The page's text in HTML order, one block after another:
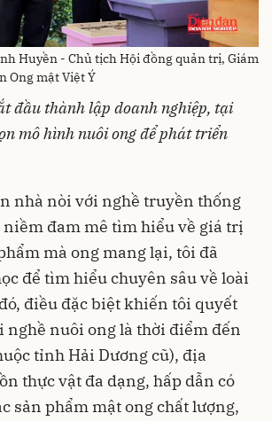
Huyền - Chủ tịch Hội đồng quản trị, Giám
Ong mật Việt Ý
đầu thành lập doanh nghiệp, tại
mô hình nuôi ong để phát triển
nhà nòi với nghề truyền thống
đam mê tìm hiểu về giá trị
mà ong mang lại, tôi đã
để tìm hiểu chuyên sâu về loài
điều đặc biệt khiến tôi quyết
nghề nuôi ong là thời điểm đến
tỉnh Hải Dương cũ), địa
thực vật đa dạng, hấp dẫn có
sản phẩm mật ong chất lượng,